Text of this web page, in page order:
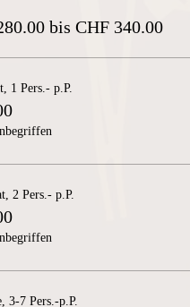
bis CHF 340.00
1 Pers.- p.P.
2 Pers.- p.P.
3-7 Pers.-p.P.